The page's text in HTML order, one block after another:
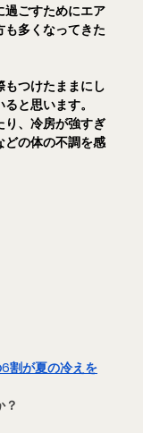
過ごすためにエア
も多くなってきた
つけたままにし
と思います。
り、冷房が強すぎ
どの体の不調を感
6割が夏の冷えを